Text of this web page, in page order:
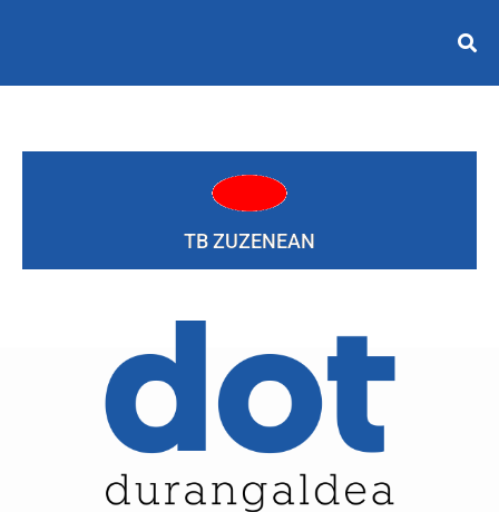
TB ZUZENEAN